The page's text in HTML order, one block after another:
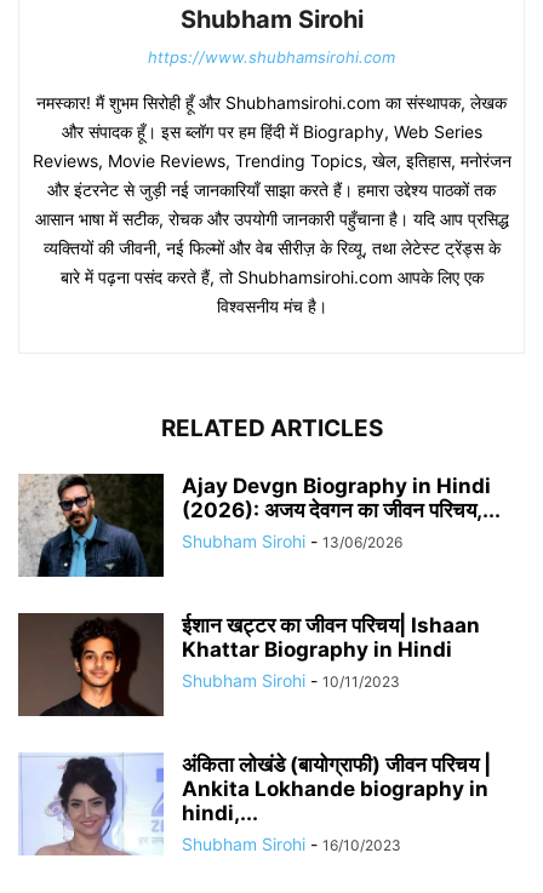
Shubham Sirohi
https://www.shubhamsirohi.com
नमस्कार! मैं शुभम सिरोही हूँ और Shubhamsirohi.com का संस्थापक, लेखक
और संपादक हूँ। इस ब्लॉग पर हम हिंदी में Biography, Web Series
Reviews, Movie Reviews, Trending Topics, खेल, इतिहास, मनोरंजन
और इंटरनेट से जुड़ी नई जानकारियाँ साझा करते हैं। हमारा उद्देश्य पाठकों तक
आसान भाषा में सटीक, रोचक और उपयोगी जानकारी पहुँचाना है। यदि आप प्रसिद्ध
व्यक्तियों की जीवनी, नई फिल्मों और वेब सीरीज़ के रिव्यू, तथा लेटेस्ट ट्रेंड्स के
बारे में पढ़ना पसंद करते हैं, तो Shubhamsirohi.com आपके लिए एक
विश्वसनीय मंच है।
RELATED ARTICLES
Ajay Devgn Biography in Hindi
(2026): अजय देवगन का जीवन परिचय,...
Shubham Sirohi - 13/06/2026
​​ईशान खट्टर का जीवन परिचय| Ishaan
Khattar Biography in Hindi
Shubham Sirohi - 10/11/2023
अंकिता लोखंडे (बायोग्राफी) जीवन परिचय |
Ankita Lokhande biography in
hindi,...
Shubham Sirohi - 16/10/2023